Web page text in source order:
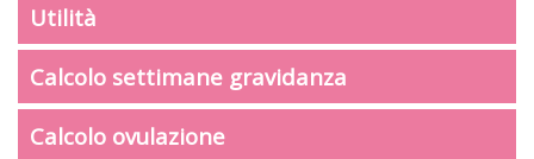
Utilità
Calcolo settimane gravidanza
Calcolo ovulazione